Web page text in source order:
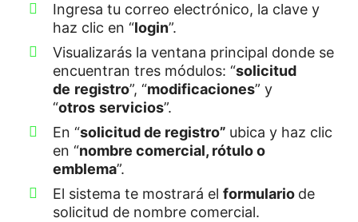
Ingresa tu correo electrónico, la clave y
haz clic en “login”.
Visualizarás la ventana principal donde se
encuentran tres módulos: “solicitud
de registro”, “modificaciones” y
“otros servicios”.
En “solicitud de registro” ubica y haz clic
en “nombre comercial, rótulo o
emblema”.
El sistema te mostrará el formulario de
solicitud de nombre comercial.